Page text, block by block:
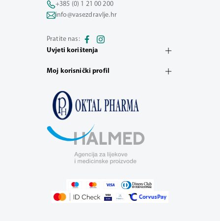
+385 (0) 1 21 00 200
info@vasezdravlje.hr
Pratite nas:
Uvjeti korištenja
Moj korisnički profil